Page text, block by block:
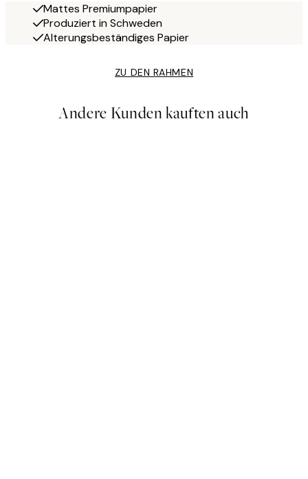
Mattes Premiumpapier
Produziert in Schweden
Alterungsbeständiges Papier
ZU DEN RAHMEN
Andere Kunden kauften auch